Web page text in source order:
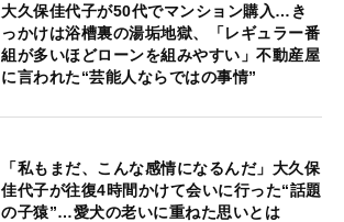
大久保佳代子が50代でマンション購入…き
っかけは浴槽裏の湯垢地獄、「レギュラー番
組が多いほどローンを組みやすい」不動産屋
に言われた“芸能人ならではの事情”
「私もまだ、こんな感情になるんだ」大久保
佳代子が往復4時間かけて会いに行った“話題
の子猿”…愛犬の老いに重ねた思いとは